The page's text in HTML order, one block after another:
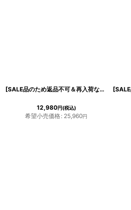
[SALE品のため返品不可＆再入荷なしの現品限り][ERUKEI]レッド・ツイード・ポイントフリンジ・切り替え・ブラックライン・タイト・膝丈・ミニドレス・ワンピース[黒木麗奈着用]《送料＆代引き手数料無料》
12,980円(税込)
希望小売価格: 25,960円